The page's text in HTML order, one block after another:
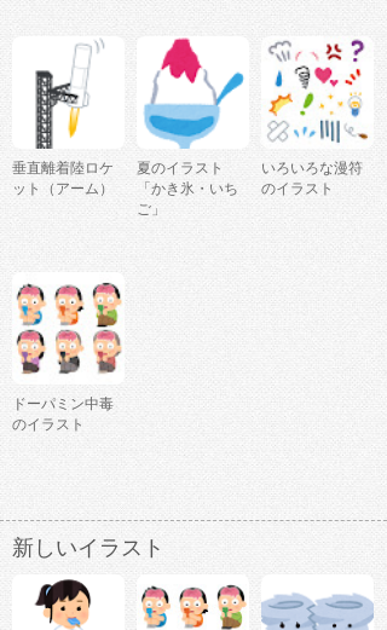
垂直離着陸ロケ
ット（アーム）
夏のイラスト
「かき氷・いち
ご」
いろいろな漫符
のイラスト
ドーパミン中毒
のイラスト
新しいイラスト